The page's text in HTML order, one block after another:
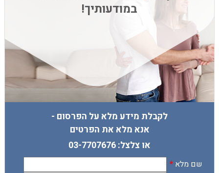
במודעותיך!
לקבלת מידע מלא על הפרסום -
אנא מלא את הפרטים
או צלצל:03-7707676
שם מלא *